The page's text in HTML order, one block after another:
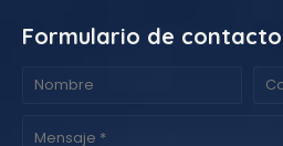
Formulario de contacto